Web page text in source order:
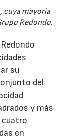
cuya mayoría
Redondo.
su
del
y más
cuatro
en